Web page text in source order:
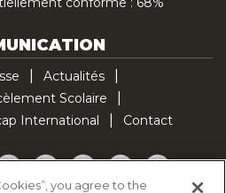
Actualités
Scolaire
International
Contact
YouTubePinterestInstagramLinkedInTikTok
you agree to the